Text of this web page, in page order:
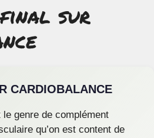
sur
CARDIOBALANCE
le genre de complément
qu’on est content de